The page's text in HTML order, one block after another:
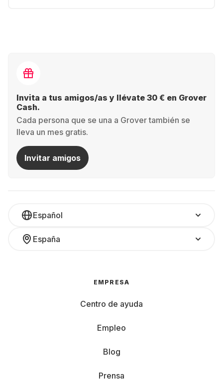
Invita a tus amigos/as y llévate 30 € en Grover
Cash.
Cada persona que se una a Grover también se
lleva un mes gratis.
Invitar amigos
Español
España
EMPRESA
Centro de ayuda
Empleo
Blog
Prensa